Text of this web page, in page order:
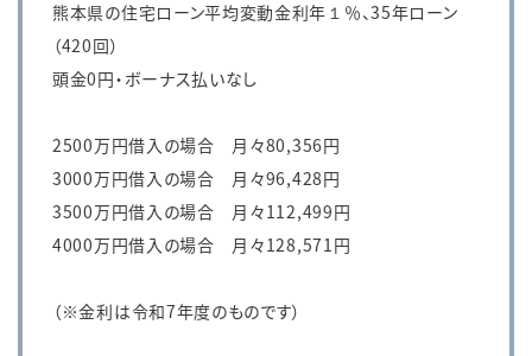
熊本県の住宅ローン平均変動金利年１％、35年ローン
（420回）
頭金0円・ボーナス払いなし
2500万円借入の場合 月々80,356円
3000万円借入の場合 月々96,428円
3500万円借入の場合 月々112,499円
4000万円借入の場合 月々128,571円
（※金利は令和7年度のものです）